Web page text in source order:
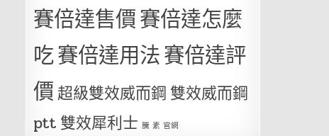
賽倍達售價賽倍達怎麼
吃賽倍達用法賽倍達評
價超級雙效威而鋼 雙效威而鋼
ptt 雙效犀利士 騰 素 官網